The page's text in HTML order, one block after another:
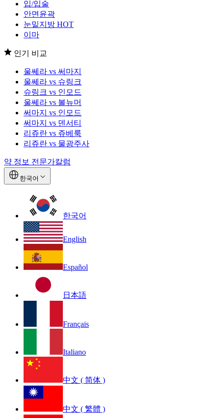
입/입술
안면윤곽
눈밑지방 HOT
이마
인기 비교
울쎄라 vs 써마지
울쎄라 vs 슈링크
슈링크 vs 인모드
울쎄라 vs 볼뉴머
써마지 vs 인모드
써마지 vs 덴서티
리쥬란 vs 쥬베룩
리쥬란 vs 물광주사
약 정보 전문가칼럼
한국어
한국어
English
Español
日本語
Français
Italiano
中文 ( 简体 )
中文 ( 繁體 )